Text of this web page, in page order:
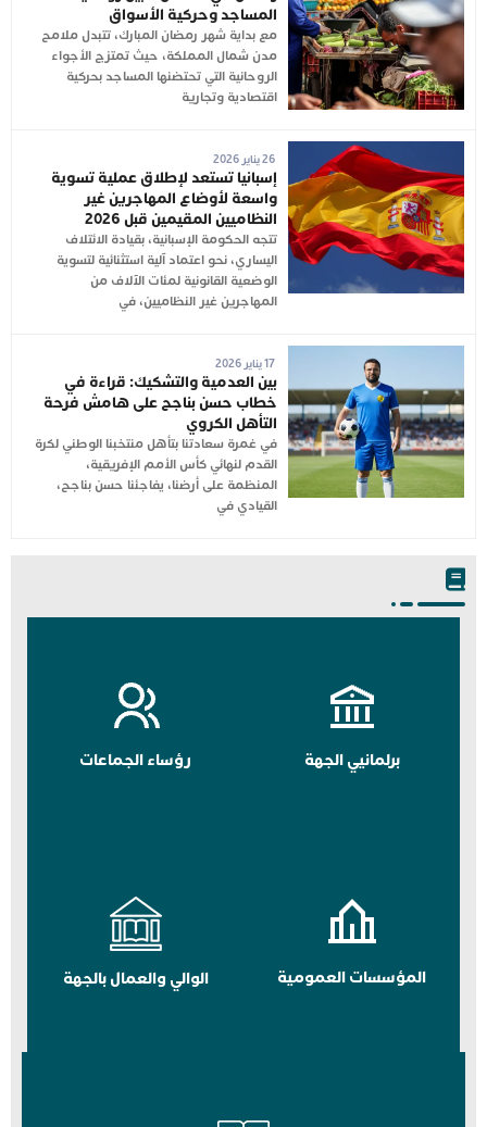
المساجد وحركية الأسواق
مع بداية شهر رمضان المبارك، تتبدل ملامح
مدن شمال المملكة، حيث تمتزج الأجواء
الروحانية التي تحتضنها المساجد بحركية
اقتصادية وتجارية
26 يناير 2026
إسبانيا تستعد لإطلاق عملية تسوية
واسعة لأوضاع المهاجرين غير
النظاميين المقيمين قبل 2026
تتجه الحكومة الإسبانية، بقيادة الائتلاف
اليساري، نحو اعتماد آلية استثنائية لتسوية
الوضعية القانونية لمئات الآلاف من
المهاجرين غير النظاميين، في
17 يناير 2026
بين العدمية والتشكيك: قراءة في
خطاب حسن بناجح على هامش فرحة
التأهل الكروي
في غمرة سعادتنا بتأهل منتخبنا الوطني لكرة
القدم لنهائي كأس الأمم الإفريقية،
المنظمة على أرضنا، يفاجئنا حسن بناجح،
القيادي في
برلمانيي الجهة رؤساء الجماعات
المؤسسات العمومية الوالي والعمال بالجهة